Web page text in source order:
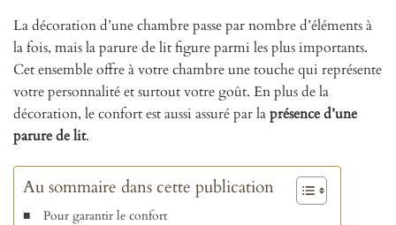
La décoration d’une chambre passe par nombre d’éléments à
la fois, mais la parure de lit figure parmi les plus importants.
Cet ensemble offre à votre chambre une touche qui représente
votre personnalité et surtout votre goût. En plus de la
décoration, le confort est aussi assuré par laprésence d’une
parure de lit.
Au sommaire dans cette publication
Pour garantir le confort